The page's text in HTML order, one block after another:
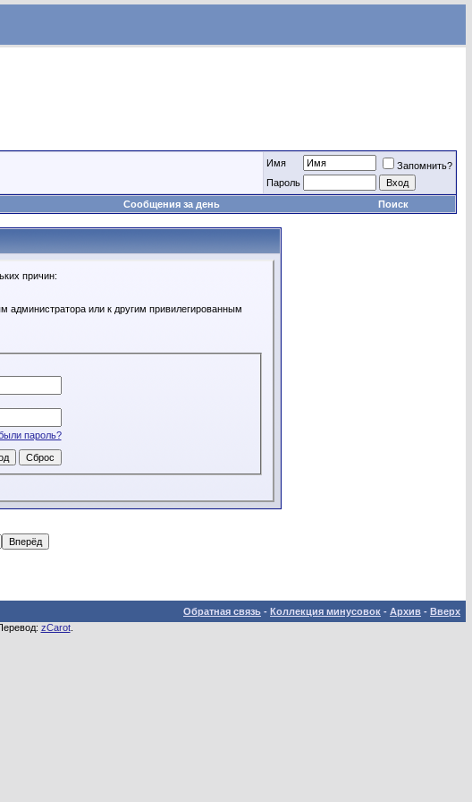
Имя
Запомнить?
Пароль
Сообщения за день Поиск
причин:
администратора или к другим привилегированным
пароль?
Обратная связь - Коллекция минусовок - Архив - Вверх
zCarot.